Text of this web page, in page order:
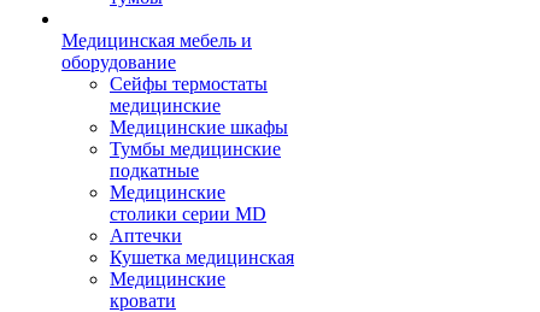
Медицинская мебель и
оборудование
Сейфы термостаты
медицинские
Медицинские шкафы
Тумбы медицинские
подкатные
Медицинские
столики серии MD
Аптечки
Кушетка медицинская
Медицинские
кровати